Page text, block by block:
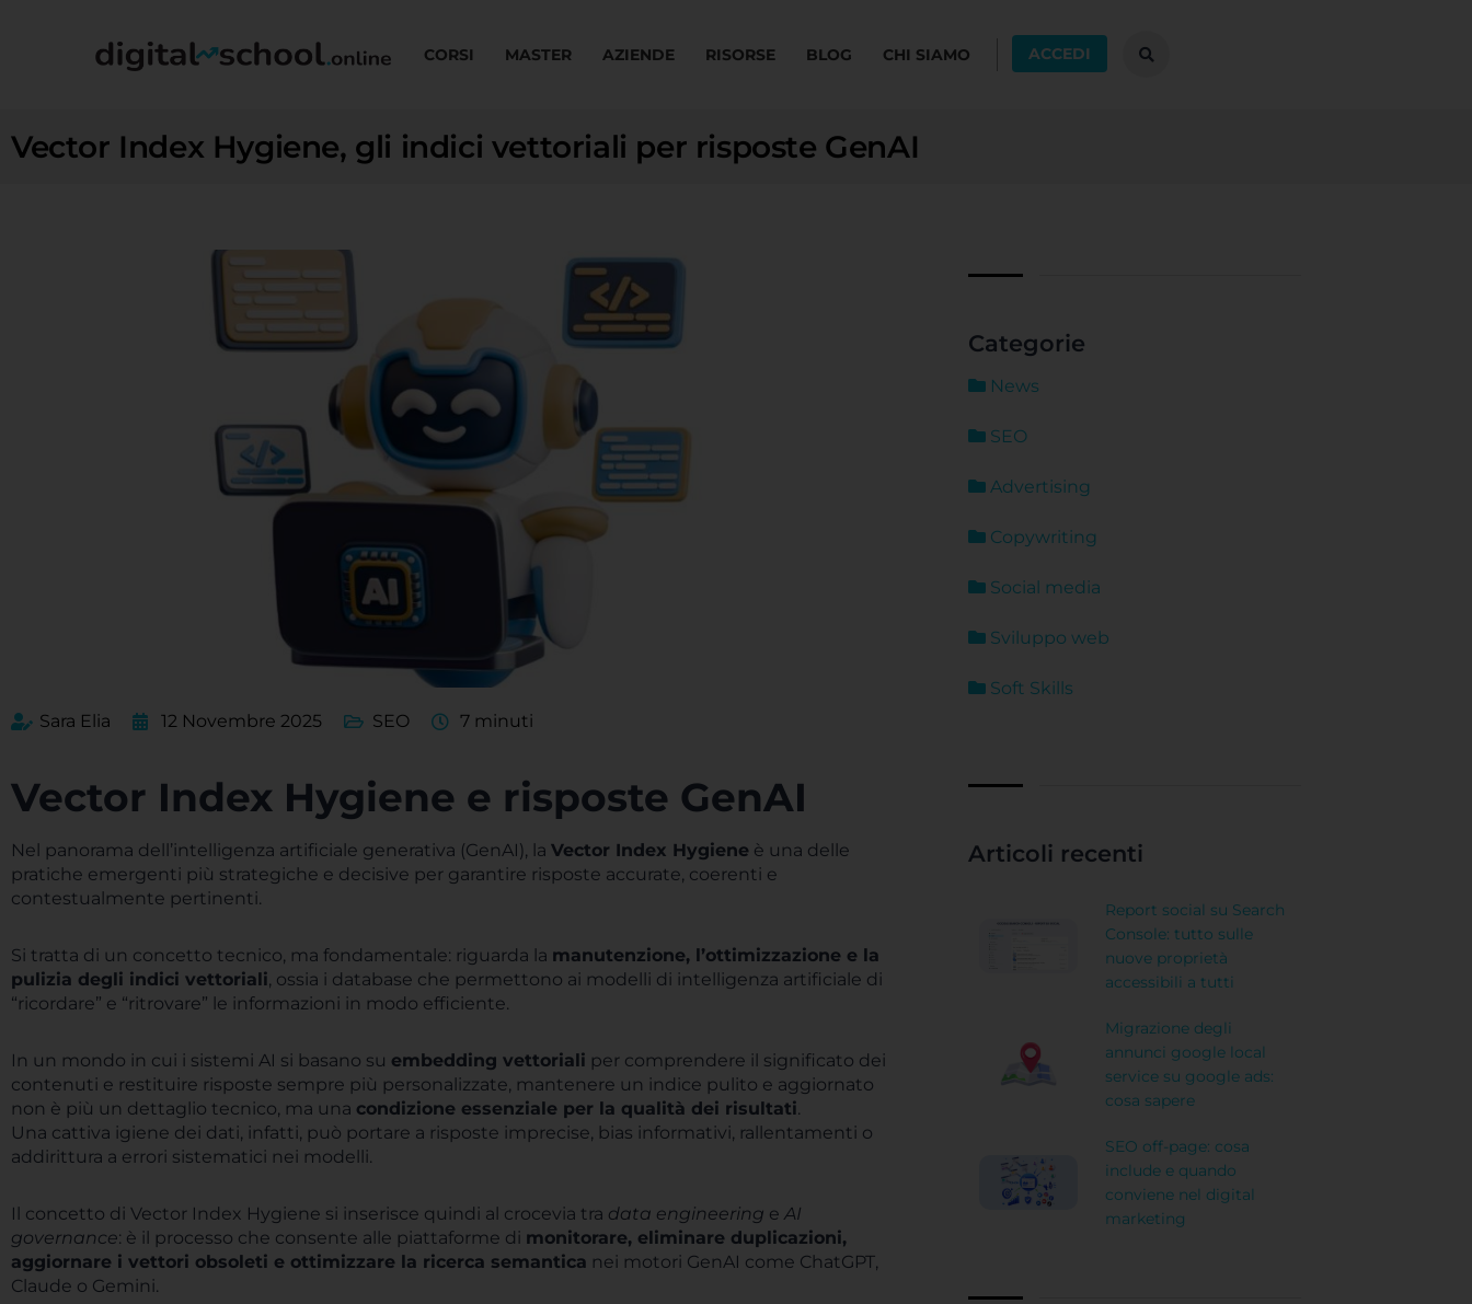
ACCEDI
CORSI MASTER AZIENDE RISORSE BLOG CHI SIAMO
Vector Index Hygiene, gli indici vettoriali per risposte GenAI
Sara Elia 12 Novembre 2025 SEO 7 minuti
Vector Index Hygiene e risposte GenAI
Nel panorama dell’intelligenza artificiale generativa (GenAI), la Vector Index Hygiene è una delle
pratiche emergenti più strategiche e decisive per garantire risposte accurate, coerenti e
contestualmente pertinenti.
Si tratta di un concetto tecnico, ma fondamentale: riguarda la manutenzione, l’ottimizzazione e la
pulizia degli indici vettoriali, ossia i database che permettono ai modelli di intelligenza artificiale di
“ricordare” e “ritrovare” le informazioni in modo efficiente.
In un mondo in cui i sistemi AI si basano su embedding vettoriali per comprendere il significato dei
contenuti e restituire risposte sempre più personalizzate, mantenere un indice pulito e aggiornato
non è più un dettaglio tecnico, ma una condizione essenziale per la qualità dei risultati.
Una cattiva igiene dei dati, infatti, può portare a risposte imprecise, bias informativi, rallentamenti o
addirittura a errori sistematici nei modelli.
Il concetto di Vector Index Hygiene si inserisce quindi al crocevia tra data engineering e AI
governance: è il processo che consente alle piattaforme di monitorare, eliminare duplicazioni,
aggiornare i vettori obsoleti e ottimizzare la ricerca semantica nei motori GenAI come ChatGPT,
Claude o Gemini.
Categorie
News
SEO
Advertising
Copywriting
Social media
Sviluppo web
Soft Skills
Articoli recenti
Report social su Search
Console: tutto sulle
nuove proprietà
accessibili a tutti
Migrazione degli
annunci google local
service su google ads:
cosa sapere
SEO off-page: cosa
include e quando
conviene nel digital
marketing